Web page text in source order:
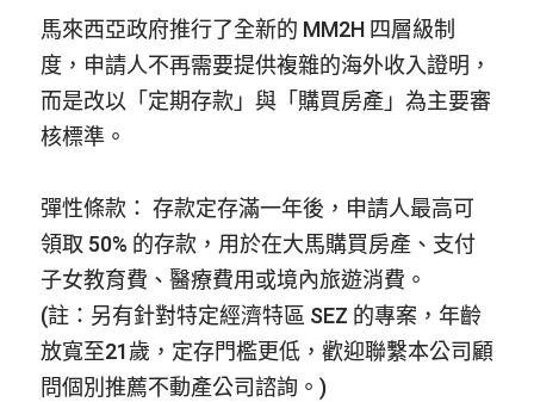
馬來西亞政府推行了全新的 MM2H 四層級制
度，申請人不再需要提供複雜的海外收入證明，
而是改以「定期存款」與「購買房產」為主要審
核標準。
彈性條款： 存款定存滿一年後，申請人最高可
領取 50% 的存款，用於在大馬購買房產、支付
子女教育費、醫療費用或境內旅遊消費。
(註：另有針對特定經濟特區 SEZ 的專案，年齡
放寬至21歲，定存門檻更低，歡迎聯繫本公司顧
問個別推薦不動產公司諮詢。)